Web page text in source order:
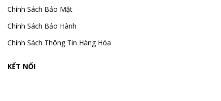
Chính Sách Bảo Mật
Chính Sách Bảo Hành
Chính Sách Thông Tin Hàng Hóa
KẾT NỐI